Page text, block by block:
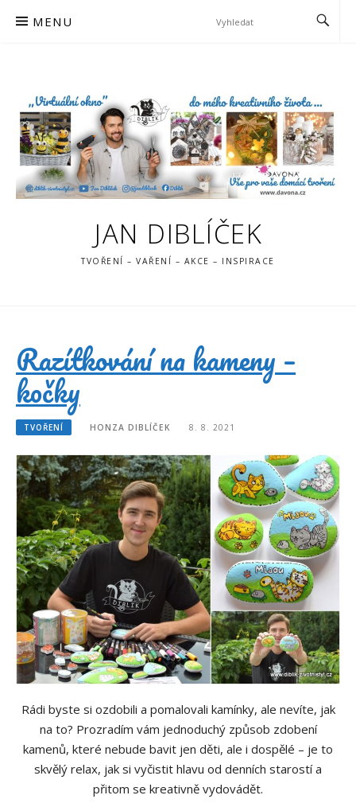
MENU
JAN DIBLÍČEK
TVOŘENÍ – VAŘENÍ – AKCE – INSPIRACE
Razítkování na kameny –
kočky
TVOŘENÍ HONZA DIBLÍČEK 8. 8. 2021
Rádi byste si ozdobili a pomalovali kamínky, ale nevíte, jak
na to? Prozradím vám jednoduchý způsob zdobení
kamenů, které nebude bavit jen děti, ale i dospělé – je to
skvělý relax, jak si vyčistit hlavu od denních starostí a
přitom se kreativně vydovádět.